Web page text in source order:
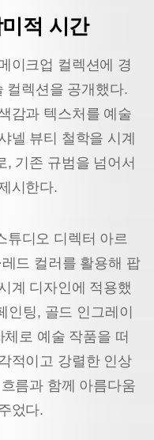
적 시간
이크업 컬렉션에 경
컬렉션을 공개했다.
감과 텍스처를 예술
넬 뷰티 철학을 시계
, 기존 규범을 넘어서
시한다.
튜디오 디렉터 아르
드 컬러를 활용해 팝
계 디자인에 적용했
인팅, 골드 인그레이
로 예술 작품을 떠
적이고 강렬한 인상
름과 함께 아름다움
었다.